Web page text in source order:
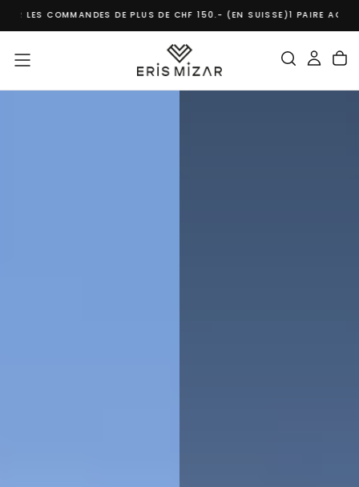
PASSER
CONTENU
DE PLUS DE CHF 150.- (EN SUISSE)1 PAIRE ACHETEE = 1